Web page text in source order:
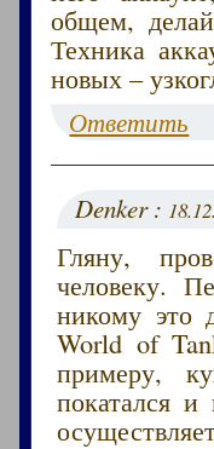
общем,
Техника
новых –
Ответить
Denker :
Гляну,
человеку.
никому это
World of
примеру,
покатался